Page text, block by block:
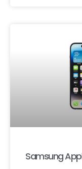
Samsung